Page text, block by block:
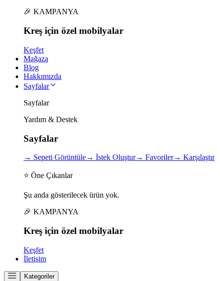
🎉 KAMPANYA
Kreş için özel mobilyalar
Keşfet
Mağaza
Blog
Hakkımızda
Sayfalar
Sayfalar
Yardım & Destek
Sayfalar
→ Sepeti Görüntüle→ İstek Oluştur→ Favoriler→ Karşılaştır
⭐ Öne Çıkanlar
Şu anda gösterilecek ürün yok.
🎉 KAMPANYA
Kreş için özel mobilyalar
Keşfet
İletişim
Kategoriler